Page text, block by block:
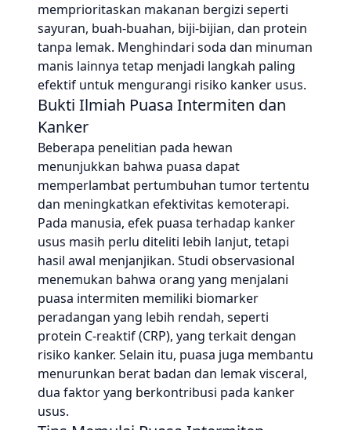
memprioritaskan makanan bergizi seperti
sayuran, buah-buahan, biji-bijian, dan protein
tanpa lemak. Menghindari soda dan minuman
manis lainnya tetap menjadi langkah paling
efektif untuk mengurangi risiko kanker usus.
Bukti Ilmiah Puasa Intermiten dan
Kanker
Beberapa penelitian pada hewan
menunjukkan bahwa puasa dapat
memperlambat pertumbuhan tumor tertentu
dan meningkatkan efektivitas kemoterapi.
Pada manusia, efek puasa terhadap kanker
usus masih perlu diteliti lebih lanjut, tetapi
hasil awal menjanjikan. Studi observasional
menemukan bahwa orang yang menjalani
puasa intermiten memiliki biomarker
peradangan yang lebih rendah, seperti
protein C-reaktif (CRP), yang terkait dengan
risiko kanker. Selain itu, puasa juga membantu
menurunkan berat badan dan lemak visceral,
dua faktor yang berkontribusi pada kanker
usus.